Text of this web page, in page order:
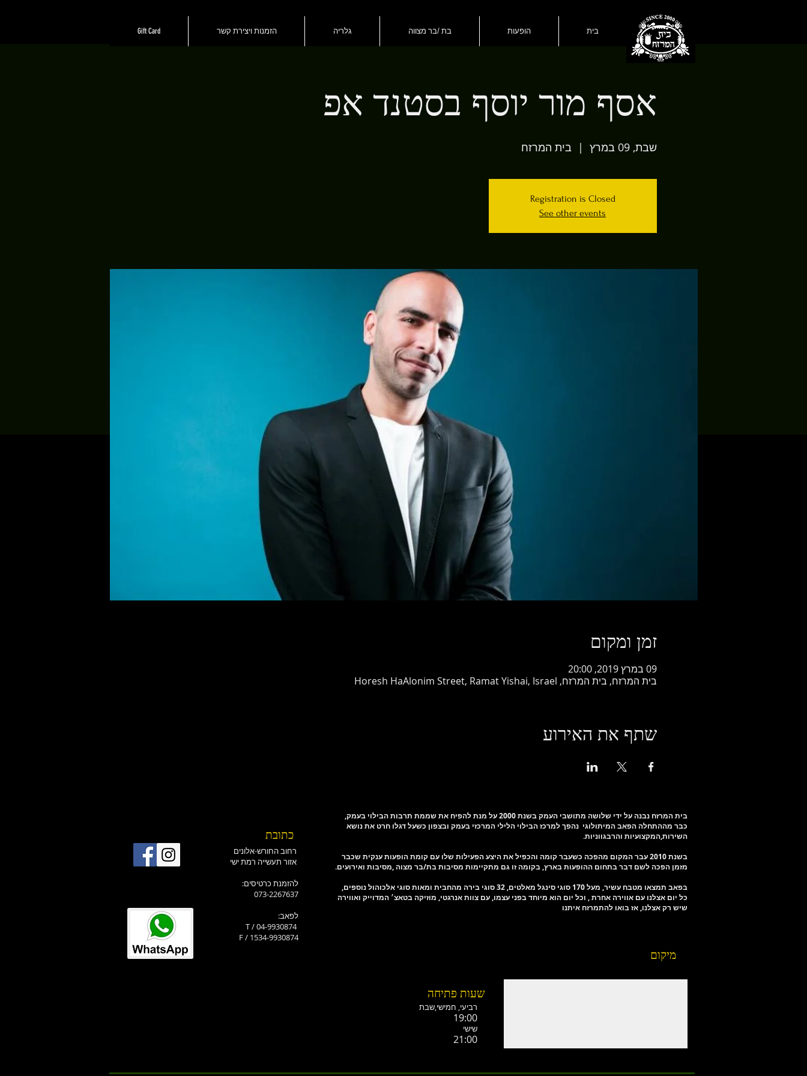
Gift Card הזמנות ויצירת קשר גלריה בת /בר מצווה הופעות בית
אסף מור יוסף בסטנד אפ
שבת, 09 במרץ
  |
בית המרזח
Registration is Closed
See other events
זמן ומקום
09 במרץ 2019, 20:00
בית המרזח, בית המרזח, Horesh HaAlonim Street, Ramat Yishai, Israel
שתף את האירוע
כתובת
:להזמנת כרטיסים
073-2267637
:לפאב
T / 04-9930874
F / 1534-9930874
בית המרזח נבנה על ידי שלושה מתושבי העמק בשנת 2000 על מנת להפיח את שממת תרבות הבילוי בעמק,
כבר מההתחלה הפאב המיתולוגי נהפך למרכז הבילוי הלילי המרכזי בעמק ובצפון כשעל דגלו חרט את נושא
השירות,המקצועיות והרבגווניות.
בשנת 2010 עבר המקום מהפכה כשעבר קומה והכפיל את היצע הפעילות שלו עם קומת הופעות ענקית שכבר
מזמן הפכה לשם דבר בתחום ההופעות בארץ, בקומה זו גם מתקיימות מסיבות בת/בר מצוה ,מסיבות ואירועים.
בפאב תמצאו מטבח עשיר, מעל 170 סוגי סינגל מאלטים, 32 סוגי בירה מהחבית ומאות סוגי אלכוהול נוספים,
כל יום אצלנו עם אווירה אחרת , וכל יום הוא מיוחד בפני עצמו, עם צוות אנרגטי, מוזיקה בטאצ׳ המדוייק ואווירה
שיש רק אצלנו, אז בואו להתמרזח איתנו
מיקום
שעות פתיחה
רביעי, חמישי,שבת
19:00
שישי
21:00